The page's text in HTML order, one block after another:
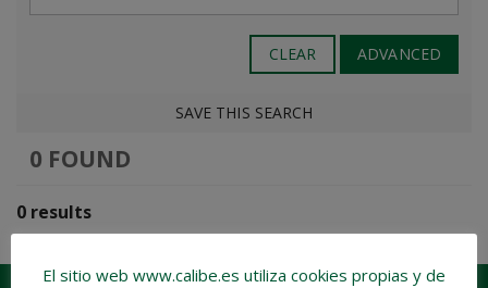
CLEAR ADVANCED
SAVE THIS SEARCH
0 FOUND
0 results
El sitio web www.calibe.es utiliza cookies propias y de